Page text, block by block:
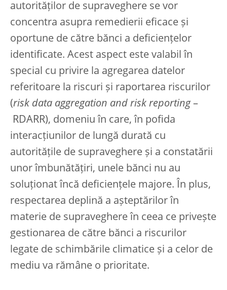
autorităților de supraveghere se vor
concentra asupra remedierii eficace și
oportune de către bănci a deficiențelor
identificate. Acest aspect este valabil în
special cu privire la agregarea datelor
referitoare la riscuri și raportarea riscurilor
(risk data aggregation and risk reporting–
RDARR), domeniu în care, în pofida
interacțiunilor de lungă durată cu
autoritățile de supraveghere și a constatării
unor îmbunătățiri, unele bănci nu au
soluționat încă deficiențele majore. În plus,
respectarea deplină a așteptărilor în
materie de supraveghere în ceea ce privește
gestionarea de către bănci a riscurilor
legate de schimbările climatice și a celor de
mediu va rămâne o prioritate.